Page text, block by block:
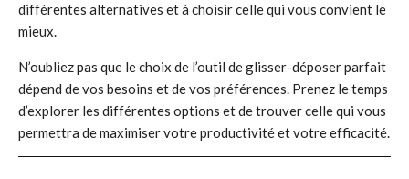
différentes alternatives et à choisir celle qui vous convient le
mieux.
N’oubliez pas que le choix de l’outil de glisser-déposer parfait
dépend de vos besoins et de vos préférences. Prenez le temps
d’explorer les différentes options et de trouver celle qui vous
permettra de maximiser votre productivité et votre efficacité.